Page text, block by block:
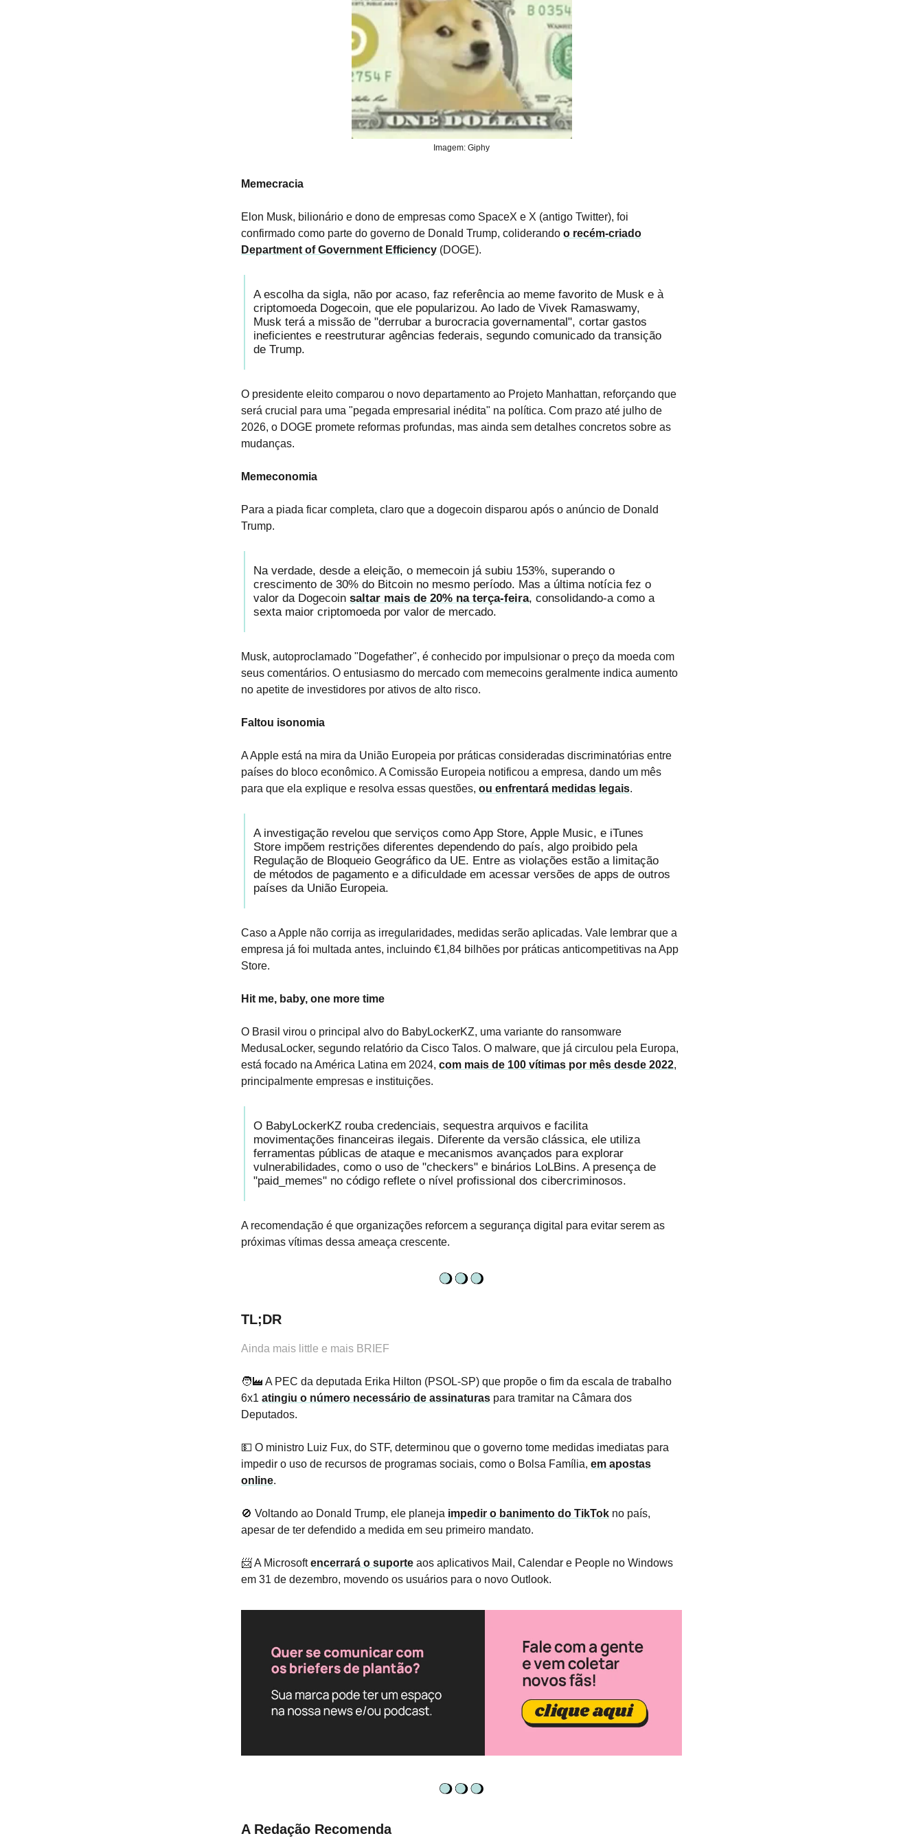
Imagem: Giphy
Memecracia
Elon Musk, bilionário e dono de empresas como SpaceX e X (antigo Twitter), foi
confirmado como parte do governo de Donald Trump, coliderando o recém-criado
Department of Government Efficiency (DOGE).
A escolha da sigla, não por acaso, faz referência ao meme favorito de Musk e à
criptomoeda Dogecoin, que ele popularizou. Ao lado de Vivek Ramaswamy,
Musk terá a missão de "derrubar a burocracia governamental", cortar gastos
ineficientes e reestruturar agências federais, segundo comunicado da transição
de Trump.
O presidente eleito comparou o novo departamento ao Projeto Manhattan, reforçando que
será crucial para uma "pegada empresarial inédita" na política. Com prazo até julho de
2026, o DOGE promete reformas profundas, mas ainda sem detalhes concretos sobre as
mudanças.
Memeconomia
Para a piada ficar completa, claro que a dogecoin disparou após o anúncio de Donald
Trump.
Na verdade, desde a eleição, o memecoin já subiu 153%, superando o
crescimento de 30% do Bitcoin no mesmo período. Mas a última notícia fez o
valor da Dogecoin saltar mais de 20% na terça-feira, consolidando-a como a
sexta maior criptomoeda por valor de mercado.
Musk, autoproclamado "Dogefather", é conhecido por impulsionar o preço da moeda com
seus comentários. O entusiasmo do mercado com memecoins geralmente indica aumento
no apetite de investidores por ativos de alto risco.
Faltou isonomia
A Apple está na mira da União Europeia por práticas consideradas discriminatórias entre
países do bloco econômico. A Comissão Europeia notificou a empresa, dando um mês
para que ela explique e resolva essas questões, ou enfrentará medidas legais.
A investigação revelou que serviços como App Store, Apple Music, e iTunes
Store impõem restrições diferentes dependendo do país, algo proibido pela
Regulação de Bloqueio Geográfico da UE. Entre as violações estão a limitação
de métodos de pagamento e a dificuldade em acessar versões de apps de outros
países da União Europeia.
Caso a Apple não corrija as irregularidades, medidas serão aplicadas. Vale lembrar que a
empresa já foi multada antes, incluindo €1,84 bilhões por práticas anticompetitivas na App
Store.
Hit me, baby, one more time
O Brasil virou o principal alvo do BabyLockerKZ, uma variante do ransomware
MedusaLocker, segundo relatório da Cisco Talos. O malware, que já circulou pela Europa,
está focado na América Latina em 2024, com mais de 100 vítimas por mês desde 2022,
principalmente empresas e instituições.
O BabyLockerKZ rouba credenciais, sequestra arquivos e facilita
movimentações financeiras ilegais. Diferente da versão clássica, ele utiliza
ferramentas públicas de ataque e mecanismos avançados para explorar
vulnerabilidades, como o uso de "checkers" e binários LoLBins. A presença de
"paid_memes" no código reflete o nível profissional dos cibercriminosos.
A recomendação é que organizações reforcem a segurança digital para evitar serem as
próximas vítimas dessa ameaça crescente.
TL;DR
Ainda mais little e mais BRIEF
🧑‍🏭 A PEC da deputada Erika Hilton (PSOL-SP) que propõe o fim da escala de trabalho
6x1 atingiu o número necessário de assinaturas para tramitar na Câmara dos
Deputados.
💵 O ministro Luiz Fux, do STF, determinou que o governo tome medidas imediatas para
impedir o uso de recursos de programas sociais, como o Bolsa Família, em apostas
online.
🚫 Voltando ao Donald Trump, ele planeja impedir o banimento do TikTok no país,
apesar de ter defendido a medida em seu primeiro mandato.
📨 A Microsoftencerrará o suporte aos aplicativos Mail, Calendar e People no Windows
em 31 de dezembro, movendo os usuários para o novo Outlook.
A Redação Recomenda